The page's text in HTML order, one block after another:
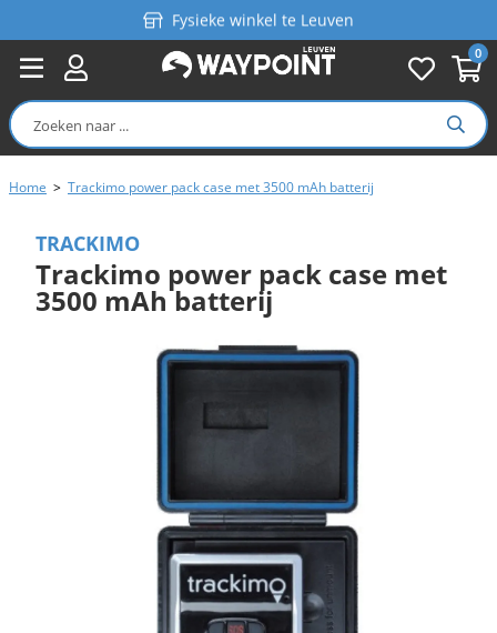
0
Fysieke winkel te Leuven
Persoonlijk advies
Gratis verzending in België vanaf €99
Home > Trackimo power pack case met 3500 mAh batterij
TRACKIMO
Trackimo power pack case met
3500 mAh batterij